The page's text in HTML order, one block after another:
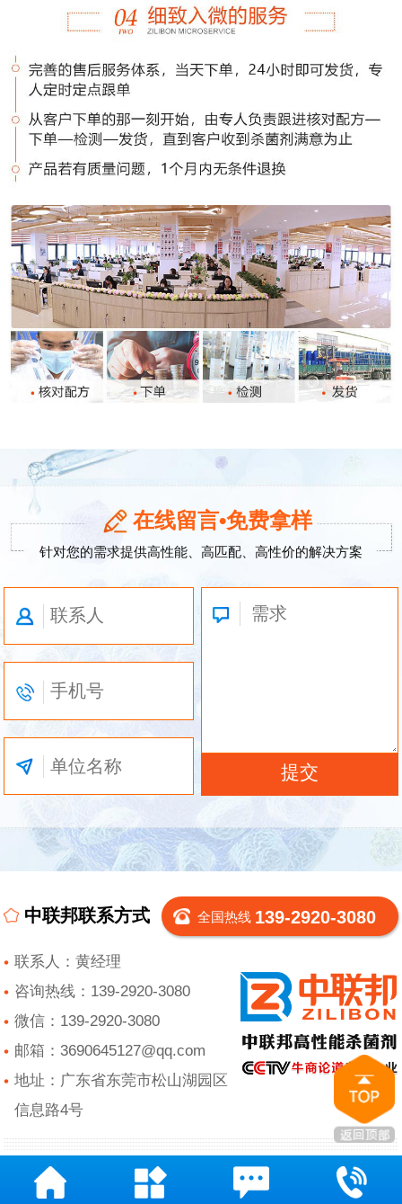
在线留言•免费拿样
针对您的需求提供高性能、高匹配、高性价的解决方案
中联邦联系方式 全国热线 139-2920-3080
联系人：黄经理
咨询热线：139-2920-3080
微信：139-2920-3080
邮箱：3690645127@qq.com
地址：广东省东莞市松山湖园区
信息路4号